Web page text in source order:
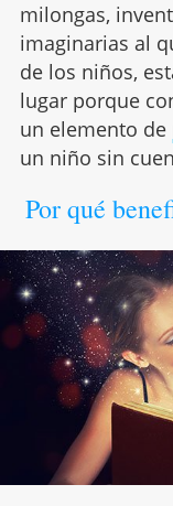
milongas,
imaginarias al
de los niños,
lugar porque
un elemento de
un niño sin
Por qué